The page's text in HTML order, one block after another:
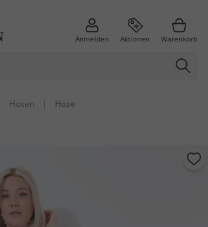
Anmelden Aktionen Warenkorb
Hosen | Hose